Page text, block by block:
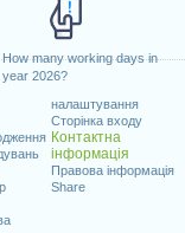
How many working days in
year 2026?
налаштування
Сторінка входу
Контактна
інформація
Правова інформація
Share